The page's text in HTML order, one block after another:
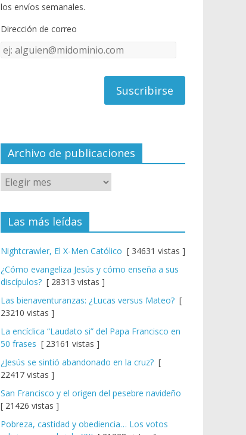
o
k e
C
el
los envíos semanales.
Dirección de correo
Dirección
Archivo de publicaciones
Las más leídas
Nightcrawler, El X-Men Católico [ 34631 vistas ]
¿Cómo evangeliza Jesús y cómo enseña a sus
discípulos? [ 28313 vistas ]
Las bienaventuranzas: ¿Lucas versus Mateo? [
23210 vistas ]
La encíclica “Laudato si” del Papa Francisco en
50 frases [ 23161 vistas ]
¿Jesús se sintió abandonado en la cruz? [
22417 vistas ]
San Francisco y el origen del pesebre navideño
[ 21426 vistas ]
Pobreza, castidad y obediencia… Los votos